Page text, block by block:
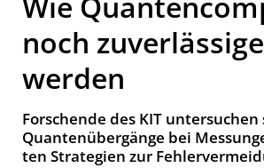
noch
werden
Forschende des KIT
Quan­ten­über­gänge bei
ten Stra­te­gien zur